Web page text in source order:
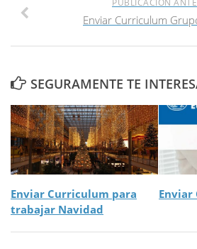
PUBLICACIÓN
Enviar Curriculum
SEGURAMENTE TE
Enviar Curriculum para
trabajar Navidad
Enviar